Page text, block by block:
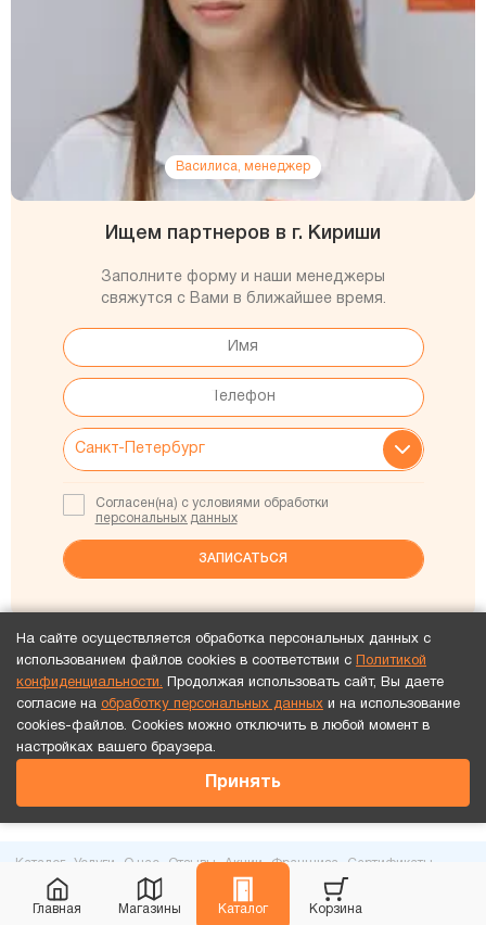
Главная Магазины Каталог Корзина
Василиса, менеджер
Ищем партнеров в г. Кириши
Заполните форму и наши менеджеры
свяжутся с Вами в ближайшее время.
Согласен(на) с условиями обработки
персональных данных
58 магазинов в РФ
Каталог Услуги О нас Отзывы Акции Франшиза
Сертификаты
Адреса
На сайте осуществляется обработка персональных данных с
использованием файлов cookies в соответствии с
Политикой
конфиденциальности. Продолжая использовать сайт, Вы даете
согласие на обработку персональных данных и на использование
cookies-файлов. Cookies можно отключить в любой момент в
настройках вашего браузера.
Принять